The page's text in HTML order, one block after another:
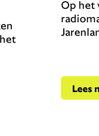
Op het
Lees